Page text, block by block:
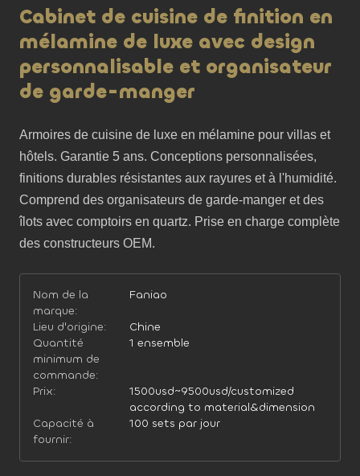
Cabinet de cuisine de finition en
mélamine de luxe avec design
personnalisable et organisateur
de garde-manger
Armoires de cuisine de luxe en mélamine pour villas et
hôtels. Garantie 5 ans. Conceptions personnalisées,
finitions durables résistantes aux rayures et à l'humidité.
Comprend des organisateurs de garde-manger et des
îlots avec comptoirs en quartz. Prise en charge complète
des constructeurs OEM.
Nom de la
marque:
Faniao
Lieu d'origine:
Chine
Quantité
minimum de
commande:
1 ensemble
Prix:
1500usd~9500usd/customized
according to material&dimension
Capacité à
fournir:
100 sets par jour